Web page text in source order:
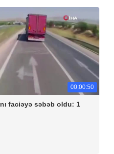
00:00:50
faciəyə səbəb oldu: 1